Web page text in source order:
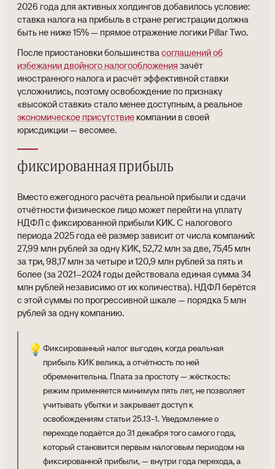
2026 года для активных холдингов добавилось условие:
ставка налога на прибыль в стране регистрации должна
быть не ниже 15% — прямое отражение логики Pillar Two.
После приостановки большинствасоглашений об
избежании двойного налогообложения зачёт
иностранного налога и расчёт эффективной ставки
усложнились, поэтому освобождение по признаку
«высокой ставки» стало менее доступным, а реальное
экономическое присутствие компании в своей
юрисдикции — весомее.
фиксированная прибыль
Вместо ежегодного расчёта реальной прибыли и сдачи
отчётности физическое лицо может перейти на уплату
НДФЛ с фиксированной прибыли КИК. С налогового
периода 2025 года её размер зависит от числа компаний:
27,99 млн рублей за одну КИК, 52,72 млн за две, 75,45 млн
за три, 98,17 млн за четыре и 120,9 млн рублей за пять и
более (за 2021–2024 годы действовала единая сумма 34
млн рублей независимо от их количества). НДФЛ берётся
с этой суммы по прогрессивной шкале — порядка 5 млн
рублей за одну компанию.
💡 Фиксированный налог выгоден, когда реальная
прибыль КИК велика, а отчётность по ней
обременительна. Плата за простоту — жёсткость:
режим применяется минимум пять лет, не позволяет
учитывать убытки и закрывает доступ к
освобождениям статьи 25.13-1. Уведомление о
переходе подаётся до 31 декабря того самого года,
который становится первым налоговым периодом на
фиксированной прибыли, — внутри года перехода, а